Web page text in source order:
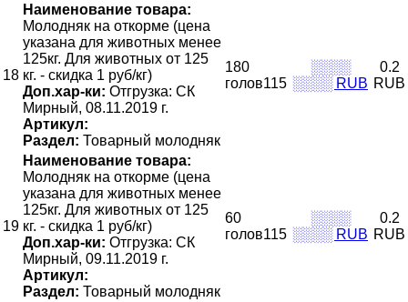
18
Наименование товара:
Молодняк на откорме (цена
указана для животных менее
125кг. Для животных от 125
кг. - скидка 1 руб/кг)
Доп.хар-ки: Отгрузка: СК
Мирный, 08.11.2019 г.
Артикул:
Раздел: Товарный молодняк
180
голов115
░░░░
░░░░ RUB
0.2
RUB
19
Наименование товара:
Молодняк на откорме (цена
указана для животных менее
125кг. Для животных от 125
кг. - скидка 1 руб/кг)
Доп.хар-ки: Отгрузка: СК
Мирный, 09.11.2019 г.
Артикул:
Раздел: Товарный молодняк
60
голов115
░░░░
░░░░ RUB
0.2
RUB